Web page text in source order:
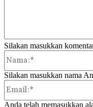
Silakan masukkan
Silakan masukkan nama
Anda telah memasukkan